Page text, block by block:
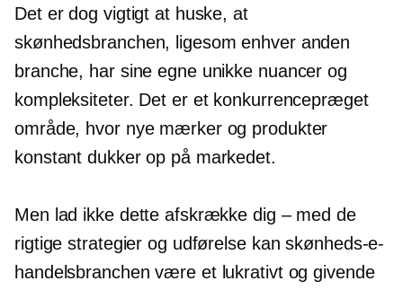
Det er dog vigtigt at huske, at
skønhedsbranchen, ligesom enhver anden
branche, har sine egne unikke nuancer og
kompleksiteter. Det er et konkurrencepræget
område, hvor nye mærker og produkter
konstant dukker op på markedet.
Men lad ikke dette afskrække dig – med de
rigtige strategier og udførelse kan skønheds-e-
handelsbranchen være et lukrativt og givende